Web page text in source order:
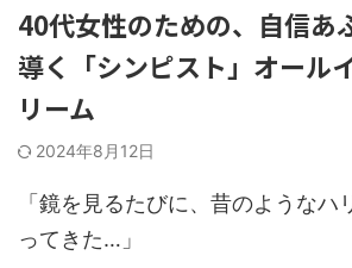
40代女性のための、自信あ
導く「シンピスト」オール
リーム
2024年8月12日
「鏡を見るたびに、昔のようなハ
ってきた…」